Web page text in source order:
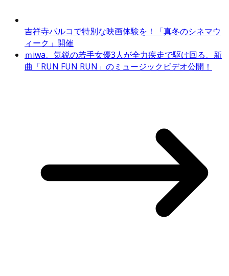
吉祥寺パルコで特別な映画体験を！「真冬のシネマウ
ィーク」開催
ｍiwa、気鋭の若手女優3人が全力疾走で駆け回る、新
曲「RUN FUN RUN」のミュージックビデオ公開！